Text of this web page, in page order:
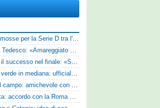
Mercato Santegidiese: tre mosse per la Serie D tra l'ingaggio di Diakhate e due rinnovi chiave
Perugia, addio al veleno di Tedesco: «Amareggiato dalle parole di Alessandro Gaucci, mi hanno ferito umanamente»
Desenzano, Gaburro dopo il successo nel finale: «Sapevamo che avremmo sofferto, ma si è vista la voglia di vincere»
Virtus Francavilla, innesto verde in mediana: ufficiale l'arrivo del classe 2008 Gianluca Ajello
Ghiviborgo, al via i test sul campo: amichevole con il Fratres Perignano e sguardo al nuovo girone E
Perugia, operazione in porta: accordo con la Roma per il talento Zelezny